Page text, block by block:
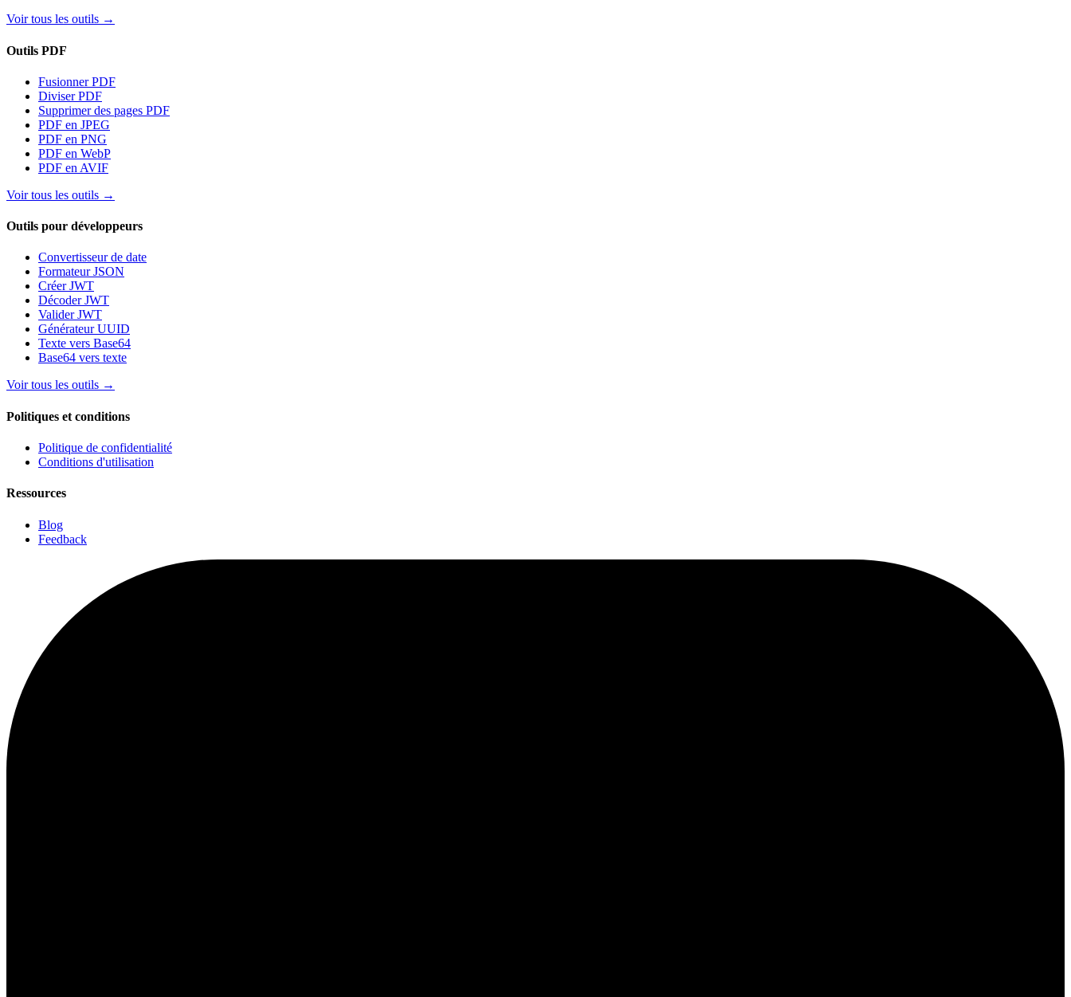
Voir tous les outils →
Outils PDF
Fusionner PDF
Diviser PDF
Supprimer des pages PDF
PDF en JPEG
PDF en PNG
PDF en WebP
PDF en AVIF
Voir tous les outils →
Outils pour développeurs
Convertisseur de date
Formateur JSON
Créer JWT
Décoder JWT
Valider JWT
Générateur UUID
Texte vers Base64
Base64 vers texte
Voir tous les outils →
Politiques et conditions
Politique de confidentialité
Conditions d'utilisation
Ressources
Blog
Feedback